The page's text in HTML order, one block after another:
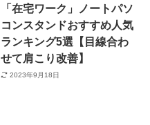
「在宅ワーク」ノートパソ
コンスタンドおすすめ人気
ランキング5選【目線合わ
せて肩こり改善】
2023年9月18日